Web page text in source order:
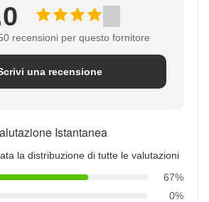
recensioni per questo fornitore
una recensione
Istantanea
la distribuzione di tutte le valutazioni
67%
0%